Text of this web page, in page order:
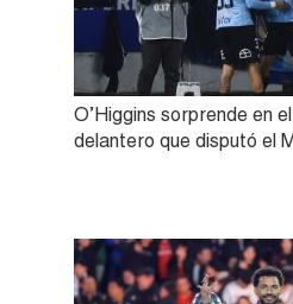
O’Higgins sorprende en
delantero que disputó el